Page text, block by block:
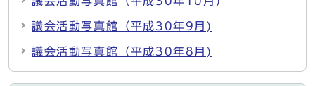
議会活動写真館（平成30年9月)
議会活動写真館（平成30年8月)